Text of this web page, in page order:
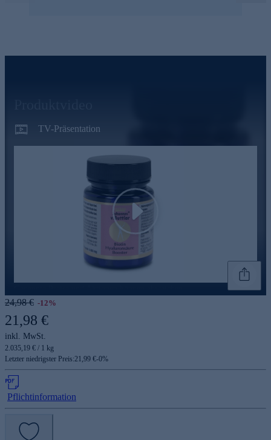
TV-Präsentation
Play
24,98 € -12%
21,98 €
inkl. MwSt.
2.035,19 € / 1 kg
Letzter niedrigster Preis:21,99 €-0%
Pflichtinformation